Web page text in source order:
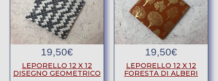
19,50€
LEPORELLO 12 X 12
DISEGNO GEOMETRICO
19,50€
LEPORELLO 12 X 12
FORESTA DI ALBERI